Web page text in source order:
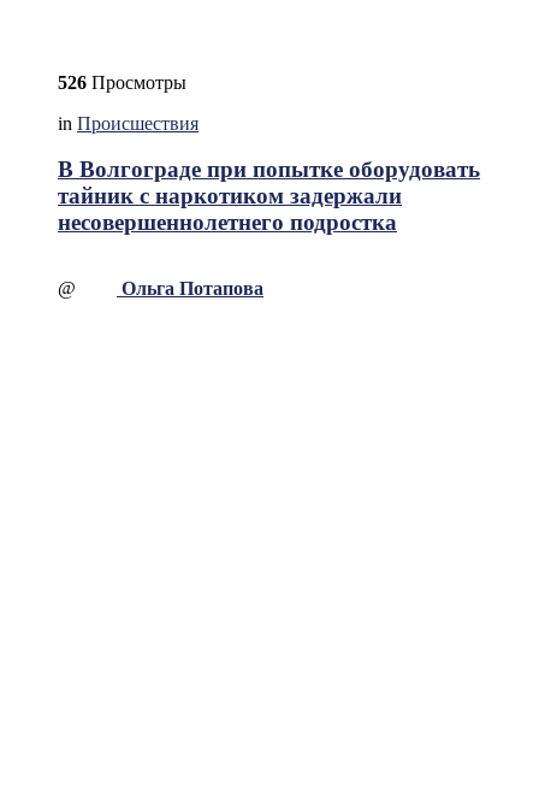
526 Просмотры
in Происшествия
В Волгограде при попытке оборудовать
тайник с наркотиком задержали
несовершеннолетнего подростка
@ Ольга Потапова